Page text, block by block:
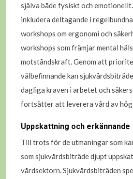
själva både fysiskt och
inkludera deltagande i
workshops om ergonomi och
workshops som främjar mental
motståndskraft. Genom att
välbefinnande kan
dagliga kraven i arbetet och
fortsätter att leverera vård av
Uppskattning och erkännande
Till trots för de utmaningar som
som sjukvårdsbiträde djupt
vårdsektorn. Sjukvårdsbiträden